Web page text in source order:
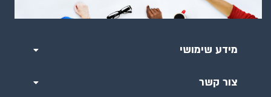
מידע שימושי
צור קשר